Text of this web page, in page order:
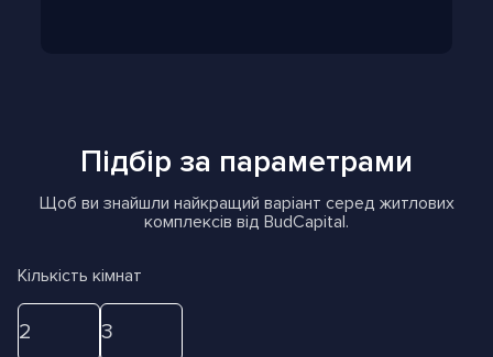
Підбір за параметрами
Щоб ви знайшли найкращий варіант серед житлових
комплексів від BudCapital.
Кількість кімнат
2 3